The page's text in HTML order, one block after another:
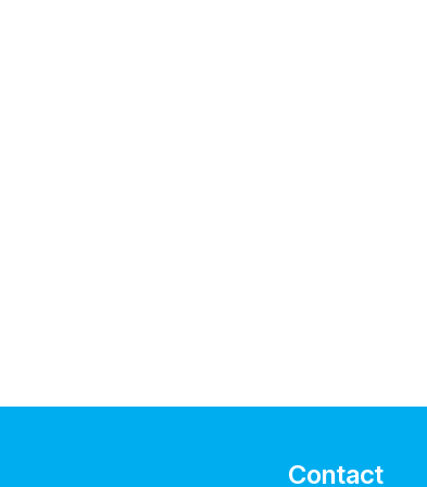
Contact